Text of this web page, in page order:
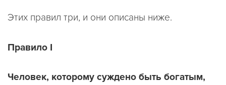
Этих правил три, и они описаны ниже.
Правило I
Человек, которому суждено быть богатым,